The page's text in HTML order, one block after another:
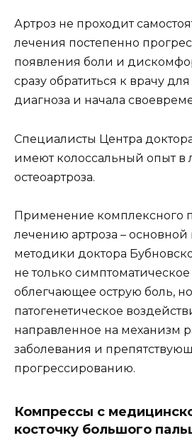
Артроз не проходит
лечения постепенно
появления боли и
сразу обратиться к врачу
диагноза и начала
Специалисты Центра
имеют колоссальный опыт в
остеоартроза.
Применение комплексного
лечению артроза –
методики доктора
не только
облегчающее острую боль,
патогенетическое
направленное на механизм
заболевания и
прогрессированию.
Компрессы с
косточку большого